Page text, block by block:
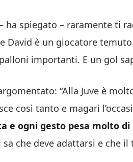
ha spiegato – raramente ti
David è un giocatore
importanti. E un gol
“Alla Juve è
così tanto e magari
e ogni gesto pesa molto di
sa che deve adattarsi e che